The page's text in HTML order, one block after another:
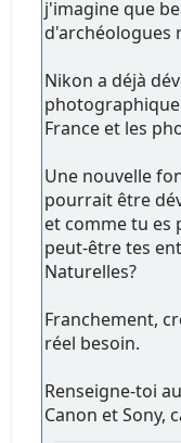
j'imagine que
d'archéologues
Nikon a déjà
France et les
Une nouvelle
pourrait être
et comme tu es
peut-être tes
Naturelles?
Franchement,
réel besoin.
Renseigne-toi
Canon et Sony,